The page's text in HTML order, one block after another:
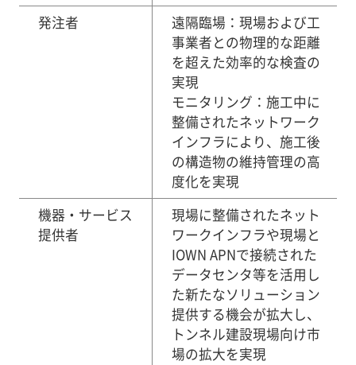
発注者
遠隔臨場：現場および工
事業者との物理的な距離
を超えた効率的な検査の
実現
モニタリング：施工中に
整備されたネットワーク
インフラにより、施工後
の構造物の維持管理の高
度化を実現
機器・サービス
提供者
現場に整備されたネット
ワークインフラや現場と
IOWN APNで接続された
データセンタ等を活用し
た新たなソリューション
提供する機会が拡大し、
トンネル建設現場向け市
場の拡大を実現